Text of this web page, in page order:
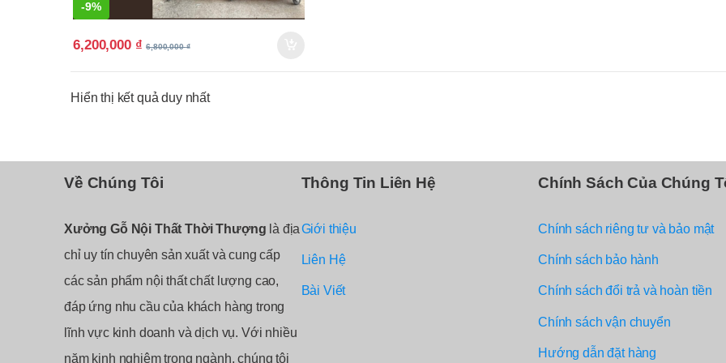
-9%
6,200,000 ₫ 6,800,000₫
Hiển thị kết quả duy nhất
Về Chúng Tôi
Xưởng Gỗ Nội Thất Thời Thượng là địa
chỉ uy tín chuyên sản xuất và cung cấp
các sản phẩm nội thất chất lượng cao,
đáp ứng nhu cầu của khách hàng trong
lĩnh vực kinh doanh và dịch vụ. Với nhiều
năm kinh nghiệm trong ngành, chúng tôi
Thông Tin Liên Hệ
Giới thiệu
Liên Hệ
Bài Viết
Chính Sách Của Chúng
Chính sách riêng tư và bảo mật
Chính sách bảo hành
Chính sách đổi trả và hoàn tiền
Chính sách vận chuyển
Hướng dẫn đặt hàng